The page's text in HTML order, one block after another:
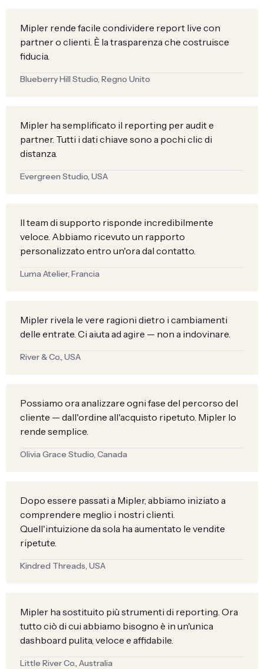
Mipler rende facile condividere report live con
partner o clienti. È la trasparenza che costruisce
fiducia.
Blueberry Hill Studio, Regno Unito
Mipler ha semplificato il reporting per audit e
partner. Tutti i dati chiave sono a pochi clic di
distanza.
Evergreen Studio, USA
Il team di supporto risponde incredibilmente
veloce. Abbiamo ricevuto un rapporto
personalizzato entro un'ora dal contatto.
Luma Atelier, Francia
Mipler rivela le vere ragioni dietro i cambiamenti
delle entrate. Ci aiuta ad agire — non a indovinare.
River & Co., USA
Possiamo ora analizzare ogni fase del percorso del
cliente — dall'ordine all'acquisto ripetuto. Mipler lo
rende semplice.
Olivia Grace Studio, Canada
Dopo essere passati a Mipler, abbiamo iniziato a
comprendere meglio i nostri clienti.
Quell'intuizione da sola ha aumentato le vendite
ripetute.
Kindred Threads, USA
Mipler ha sostituito più strumenti di reporting. Ora
tutto ciò di cui abbiamo bisogno è in un'unica
dashboard pulita, veloce e affidabile.
Little River Co., Australia